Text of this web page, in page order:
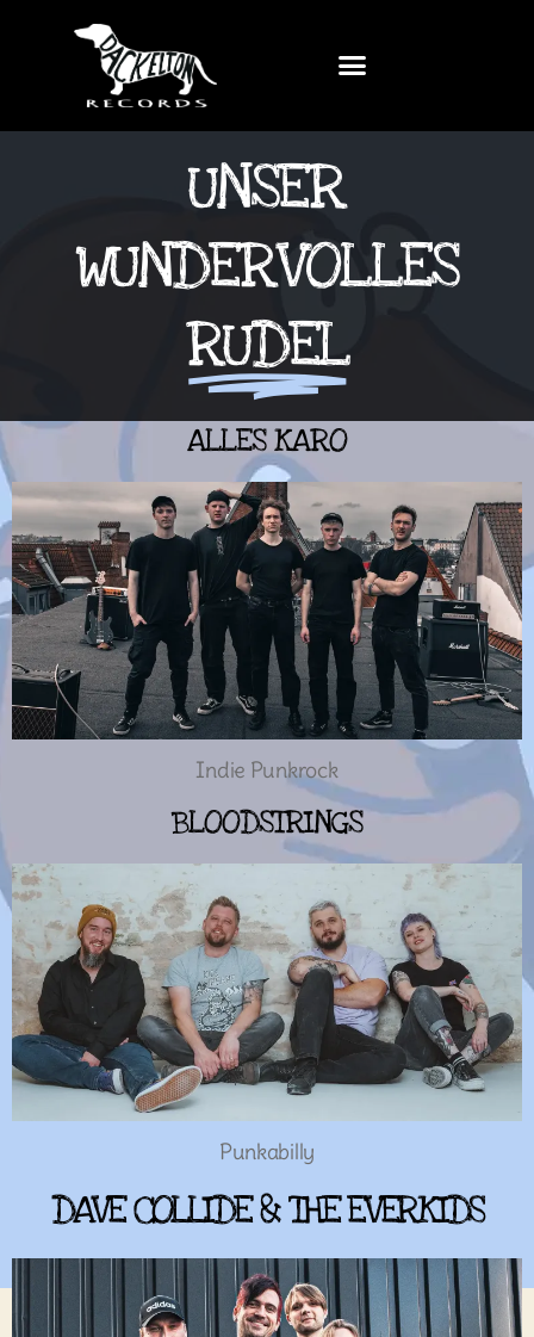
UNSER
WUNDERVOLLES
RUDEL
ALLES KARO
Indie Punkrock
BLOODSTRINGS
Punkabilly
DAVE COLLIDE & THE EVERKIDS